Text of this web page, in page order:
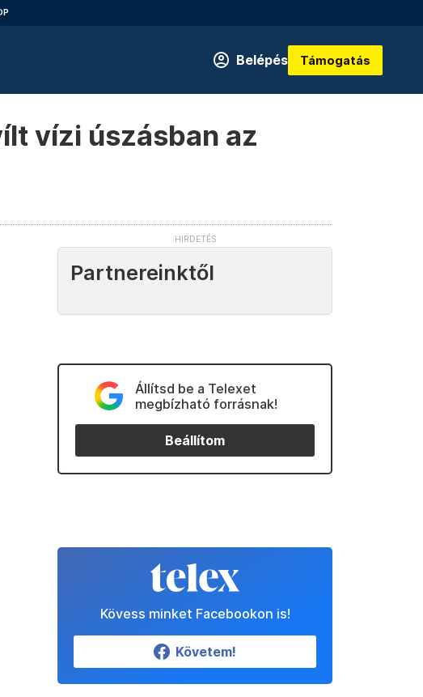
Belépés Támogatás
vízi úszásban az
Partnereinktől
Állítsd be a Telexet
megbízható forrásnak!
Beállítom
Kövess minket Facebookon is!
Követem!